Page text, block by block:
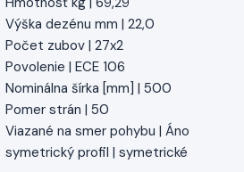
Výška dezénu mm | 22,0
Počet zubov | 27x2
Povolenie | ECE 106
Nominálna šírka [mm] | 500
Pomer strán | 50
Viazané na smer pohybu | Áno
symetrický profil | symetrické